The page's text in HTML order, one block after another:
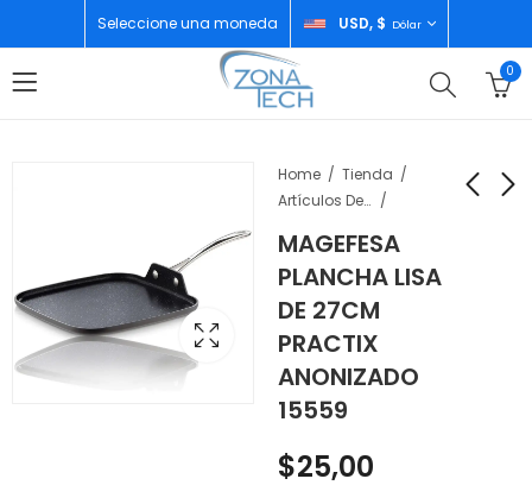
Seleccione una moneda USD, $ Dólar
0
Home
Tienda
Artículos De Cocina
MAGEFESA
PLANCHA LISA
DE 27CM
PRACTIX
ANONIZADO
15559
20 CM PRACTIX
ANODIZADO 15553
$15,00
UTENSILIOS 34460
$32,00
$25,00